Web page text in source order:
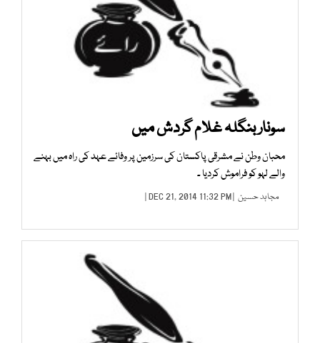
سونار بنگلہ غلام گردش میں
محبان وطن نے مشرقی پاکستان کی سرزمین پر وفائے عہد کی راہ میں بہنے
والے لہو کو فراموش کردیا ۔
مجاہد حسین | DEC 21, 2014 11:32 PM |